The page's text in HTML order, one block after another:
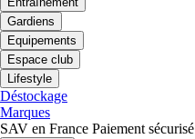
Gardiens
Equipements
Espace club
Lifestyle
Déstockage
Marques
SAV en France Paiement sécurisé